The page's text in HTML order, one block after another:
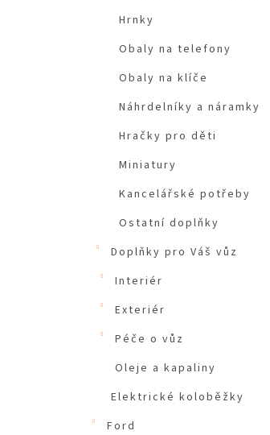
Hrnky
Obaly na telefony
Obaly na klíče
Náhrdelníky a náramky
Hračky pro děti
Miniatury
Kancelářské potřeby
Ostatní doplňky
Doplňky pro Váš vůz
Interiér
Exteriér
Péče o vůz
Oleje a kapaliny
Elektrické koloběžky
Ford